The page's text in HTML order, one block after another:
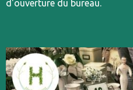
d'ouverture du bureau.